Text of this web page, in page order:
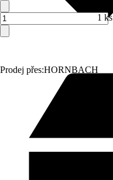
Prodej přes:HORNBACH
1 ks